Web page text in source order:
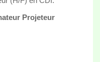
Projeteur